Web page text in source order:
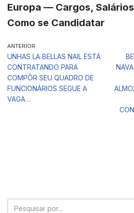
Europa — Cargos,
Como se Candidatar
ANTERIOR
UNHAS LA BELLAS NAIL ESTÁ
CONTRATANDO PARA
COMPÔR SEU QUADRO DE
FUNCIONÁRIOS SEGUE A
VAGA…